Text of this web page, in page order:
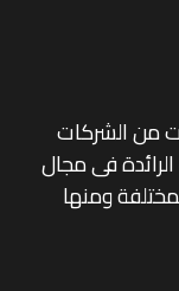
من الشركات
الشركات الرائدة فى مجال
ومنها